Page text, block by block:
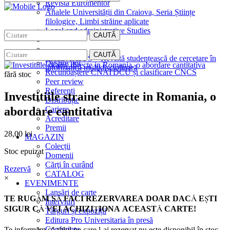
Revista Euromentor
Analele Universității din Craiova, Seria Științe
filologice, Limbi străine aplicate
Legal and administrative Studies
CreativeAPPS – Revistă studențească de cercetare în
informatică multidisciplinară
CAUTĂ
EDITURA
Despre noi
Recunoaștere CNATDCU și clasificare CNCS
Peer review
Referenți
Distribuție
Cariere
Acreditare
Premii
MAGAZIN
Colecții
Domenii
Cărţi în curând
CATALOG
EVENIMENTE
Lansări de carte
Interviuri
Târguri și expoziții
Editura Pro Universitaria în presă
CAUTĂ
fără stoc
Investitiile straine directe in Romania, o
abordare cantitativa
28,00 lei
Stoc epuizat
Rezervă
×
TE RUGĂM SĂ FACI REZERVAREA DOAR DACĂ EŞTI
SIGUR CĂ VEI ACHIZIŢIONA ACEASTĂ CARTE!